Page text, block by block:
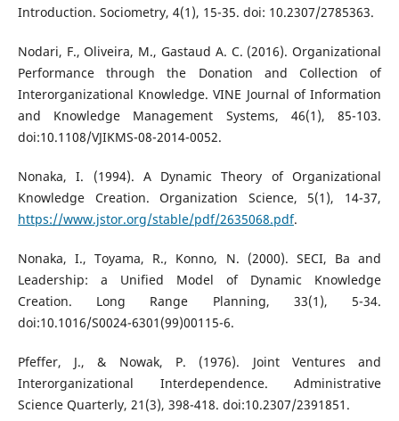
Introduction. Sociometry, 4(1), 15-35. doi: 10.2307/2785363.
Nodari, F., Oliveira, M., Gastaud A. C. (2016). Organizational
Performance through the Donation and Collection of
Interorganizational Knowledge. VINE Journal of Information
and Knowledge Management Systems, 46(1), 85-103.
doi:10.1108/VJIKMS-08-2014-0052.
Nonaka, I. (1994). A Dynamic Theory of Organizational
Knowledge Creation. Organization Science, 5(1), 14-37,
https://www.jstor.org/stable/pdf/2635068.pdf.
Nonaka, I., Toyama, R., Konno, N. (2000). SECI, Ba and
Leadership: a Unified Model of Dynamic Knowledge
Creation. Long Range Planning, 33(1), 5-34.
doi:10.1016/S0024-6301(99)00115-6.
Pfeffer, J., & Nowak, P. (1976). Joint Ventures and
Interorganizational Interdependence. Administrative
Science Quarterly, 21(3), 398-418. doi:10.2307/2391851.